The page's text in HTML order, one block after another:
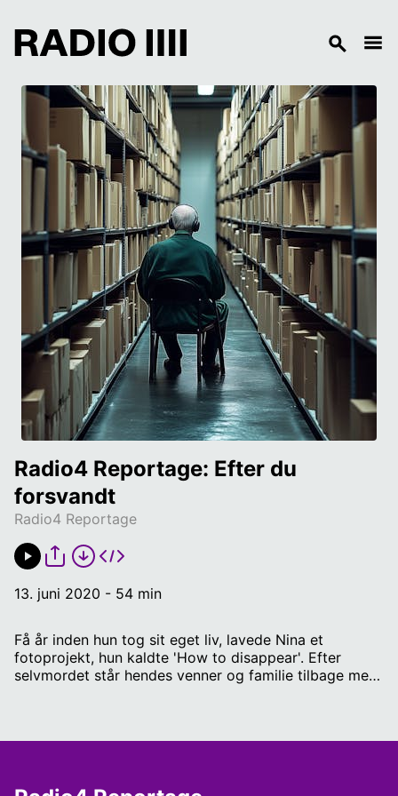
Radio4 Reportage
Radio4 Reportage: Efter du
forsvandt
13. juni 2020 - 54 min
Få år inden hun tog sit eget liv, lavede Nina et
fotoprojekt, hun kaldte 'How to disappear'. Efter
selvmordet står hendes venner og familie tilbage med
sig igennem dagbøger og snakker med Ninas